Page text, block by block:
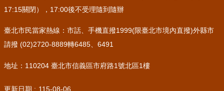
17:15關閉），17:00後不受理隨到隨辦
臺北市民當家熱線：市話、手機直撥1999(限臺北市境內直撥)外縣市
請撥 (02)2720-8889轉6485、6491
地址：110204 臺北市信義區市府路1號北區1樓
更新日期 115-08-06